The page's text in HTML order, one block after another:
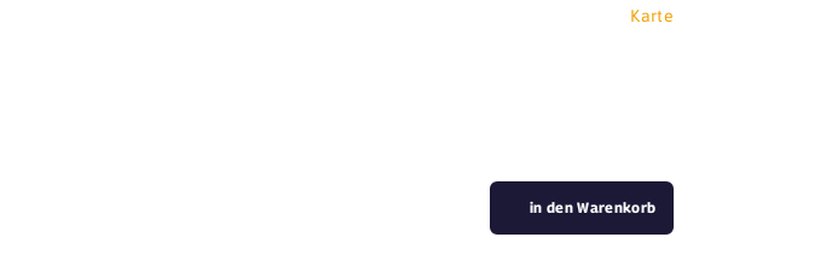
Karte
in den Warenkorb